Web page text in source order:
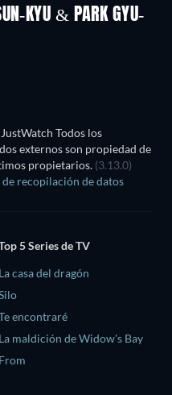
KYU & PARK GYU-
Todos los
externos son propiedad de
propietarios. (3.13.0)
recopilación de datos
5 Series de TV
La casa del dragón
encontraré
La maldición de Widow's Bay
From